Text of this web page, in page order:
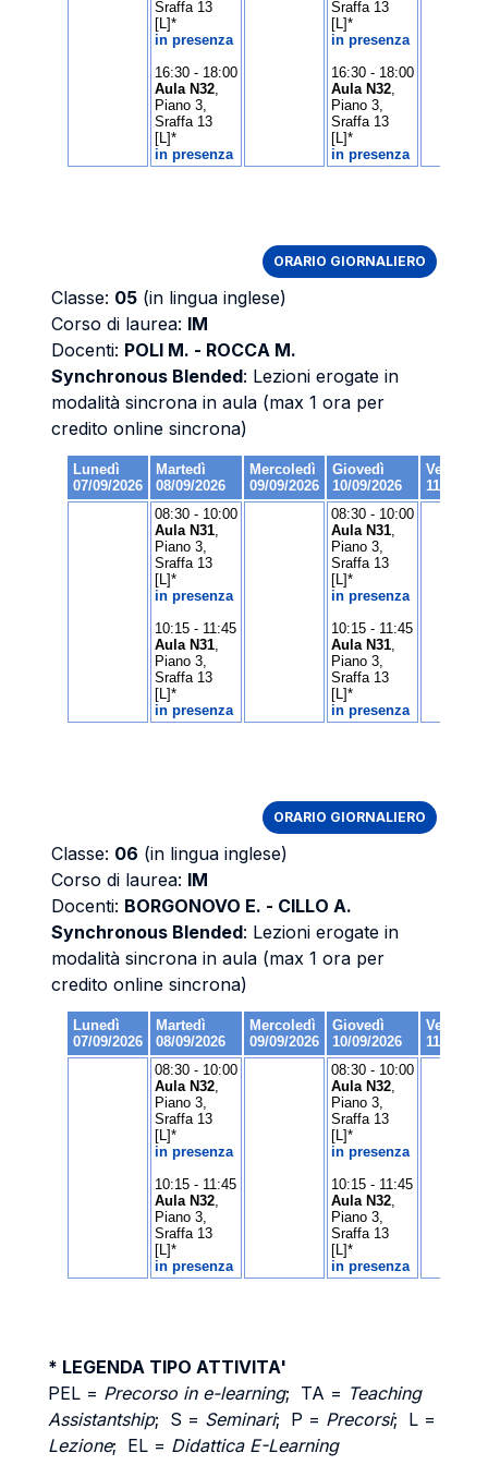
ORARIO GIORNALIERO
Classe: 05 (in lingua inglese)
Corso di laurea: IM
Docenti: POLI M. - ROCCA M.
Synchronous Blended: Lezioni erogate in
modalità sincrona in aula (max 1 ora per
credito online sincrona)
ORARIO GIORNALIERO
Classe: 06 (in lingua inglese)
Corso di laurea: IM
Docenti: BORGONOVO E. - CILLO A.
Synchronous Blended: Lezioni erogate in
modalità sincrona in aula (max 1 ora per
credito online sincrona)
* LEGENDA TIPO ATTIVITA'
PEL = Precorso in e-learning; TA = Teaching
Assistantship; S = Seminari; P = Precorsi; L =
Lezione; EL = Didattica E-Learning